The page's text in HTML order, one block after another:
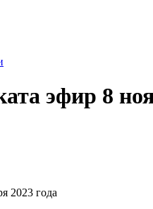
эфир 8
2023 года